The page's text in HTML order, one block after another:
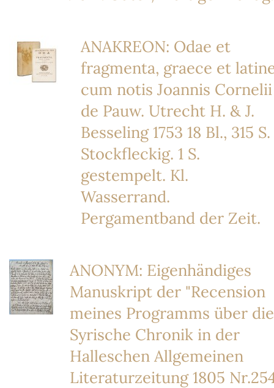
ANAKREON: Odae et
fragmenta, graece et
cum notis Joannis Cornelii
de Pauw. Utrecht H. & J.
Besseling 1753 18 Bl., 315 S.
Stockfleckig. 1 S.
gestempelt. Kl.
Wasserrand.
Pergamentband der Zeit.
ANONYM: Eigenhändiges
Manuskript der "Recension
meines Programms über die
Syrische Chronik in der
Halleschen Allgemeinen
Literaturzeitung 1805